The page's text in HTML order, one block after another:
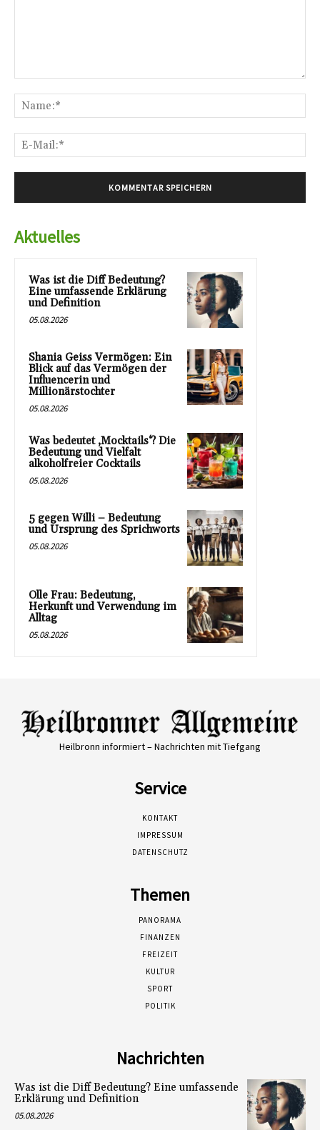
Aktuelles
Was ist die Diff Bedeutung?
Eine umfassende Erklärung
und Definition
05.08.2026
Shania Geiss Vermögen: Ein
Blick auf das Vermögen der
Influencerin und
Millionärstochter
05.08.2026
Was bedeutet ‚Mocktails‘? Die
Bedeutung und Vielfalt
alkoholfreier Cocktails
05.08.2026
5 gegen Willi – Bedeutung
und Ursprung des Sprichworts
05.08.2026
Olle Frau: Bedeutung,
Herkunft und Verwendung im
Alltag
05.08.2026
Heilbronn informiert – Nachrichten mit Tiefgang
Service
KONTAKT
IMPRESSUM
DATENSCHUTZ
Themen
PANORAMA
FINANZEN
FREIZEIT
KULTUR
SPORT
POLITIK
Nachrichten
Was ist die Diff Bedeutung? Eine umfassende
Erklärung und Definition
05.08.2026